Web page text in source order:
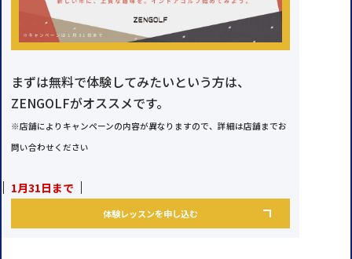
まずは無料で体験してみたいという方は、
ZENGOLFがオススメです。
※店舗によりキャンペーンの内容が異なりますので、詳細は店舗までお
問い合わせください
1月31日まで
体験レッスンを申し込む